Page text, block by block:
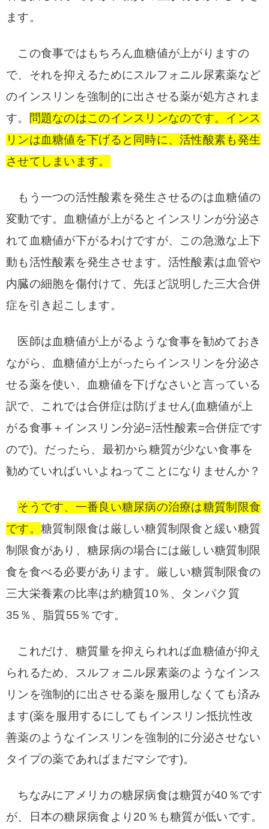
ます。
この食事ではもちろん血糖値が上がりますの
で、それを抑えるためにスルフォニル尿素薬など
のインスリンを強制的に出させる薬が処方されま
す。
問題なのはこのインスリンなのです。 インス
リンは血糖値を下げると同時に、活性酸素も発生
させてしまいます。
もう一つの活性酸素を発生させるのは血糖値の
変動です。血糖値が上がるとインスリンが分泌さ
れて血糖値が下がるわけですが、この急激な上下
動も活性酸素を発生させます。 活性酸素は血管や
内臓の細胞を傷付けて、先ほど説明した三大合併
症を引き起こします。
医師は血糖値が上がるような食事を勧めておき
ながら、血糖値が上がったらインスリンを分泌さ
せる薬を使い、血糖値を下げなさいと言っている
訳で、これでは合併症は防げません(血糖値が上
がる食事＋インスリン分泌=活性酸素=合併症です
ので)。 だったら、最初から糖質が少ない食事を
勧めていればいいよねってことになりませんか？
そうです、一番良い糖尿病の治療は糖質制限食
です。 糖質制限食は厳しい糖質制限食と緩い糖質
制限食があり、糖尿病の場合には厳しい糖質制限
食を食べる必要があります。
厳しい糖質制限食の
三大栄養素の比率は約糖質10％、タンパク質
35％、脂質55％です。
これだけ、糖質量を抑えられれば血糖値が抑え
られるため、スルフォニル尿素薬のようなインス
リンを強制的に出させる薬を服用しなくても済み
ます(薬を服用するにしてもインスリン抵抗性改
善薬のようなインスリンを強制的に分泌させない
タイプの薬であればまだマシです)。
ちなみにアメリカの糖尿病食は糖質が40％です
が、日本の糖尿病食より20％も糖質が低いです。